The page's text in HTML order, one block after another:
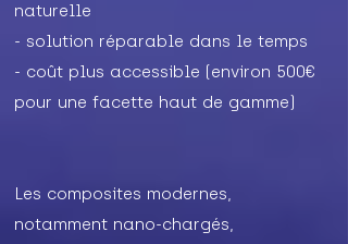
naturelle
- solution réparable dans le temps
- coût plus accessible (environ 500€
pour une facette haut de gamme)
Les composites modernes,
notamment nano-chargés,